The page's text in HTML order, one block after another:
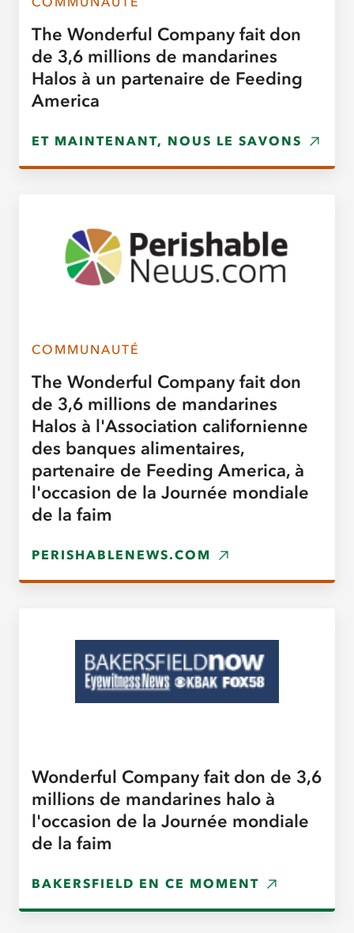
The Wonderful Company fait don
de 3,6 millions de mandarines
Halos à un partenaire de Feeding
America
ET MAINTENANT, NOUS LE SAVONS
COMMUNAUTÉ
The Wonderful Company fait don
de 3,6 millions de mandarines
Halos à l'Association californienne
des banques alimentaires,
partenaire de Feeding America, à
l'occasion de la Journée mondiale
de la faim
PERISHABLENEWS.COM
Wonderful Company fait don de 3,6
millions de mandarines halo à
l'occasion de la Journée mondiale
de la faim
BAKERSFIELD EN CE MOMENT